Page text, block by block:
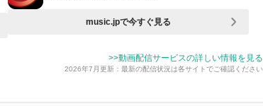
music.jpで今すぐ見る
>>動画配信サービスの詳しい情報を見る
2026年7月更新：最新の配信状況は各サイトでご確認ください